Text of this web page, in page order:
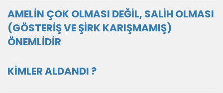
AMELİN ÇOK OLMASI DEĞİL, SALİH OLMASI
(GÖSTERİŞ VE ŞİRK KARIŞMAMIŞ)
ÖNEMLİDİR
KİMLER ALDANDI ?